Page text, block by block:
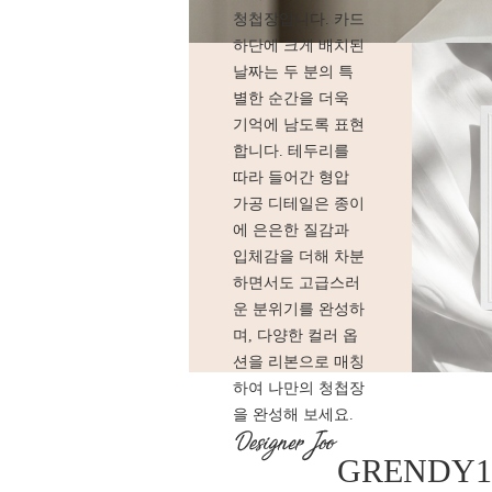
청첩장입니다. 카드
하단에 크게 배치된
날짜는 두 분의 특
별한 순간을 더욱
기억에 남도록 표현
합니다. 테두리를
따라 들어간 형압
가공 디테일은 종이
에 은은한 질감과
입체감을 더해 차분
하면서도 고급스러
운 분위기를 완성하
며, 다양한 컬러 옵
션을 리본으로 매칭
하여 나만의 청첩장
을 완성해 보세요.